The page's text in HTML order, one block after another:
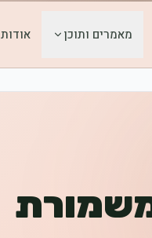
מאמרים ותוכן אודות
משמורת